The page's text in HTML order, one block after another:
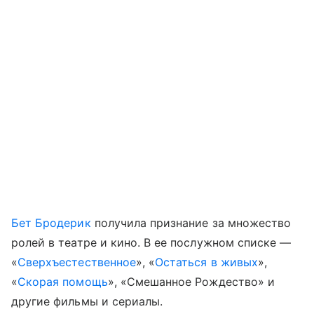
Бет Бродерик получила признание за множество
ролей в театре и кино. В ее послужном списке —
«Сверхъестественное», «Остаться в живых»,
«Скорая помощь», «Смешанное Рождество» и
другие фильмы и сериалы.